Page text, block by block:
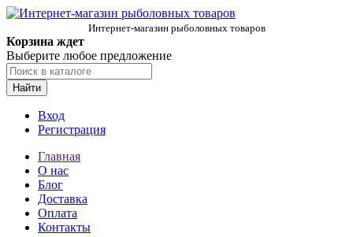
Интернет-магазин рыболовных товаров
Корзина ждет
Выберите любое предложение
Найти
Вход
Регистрация
Главная
О нас
Блог
Доставка
Оплата
Контакты